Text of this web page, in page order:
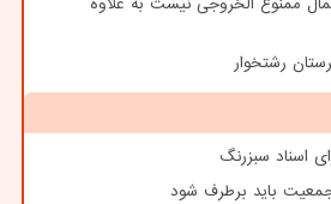
رشتخوار
اسناد سبزرنگ
جمعیت باید برطرف شود